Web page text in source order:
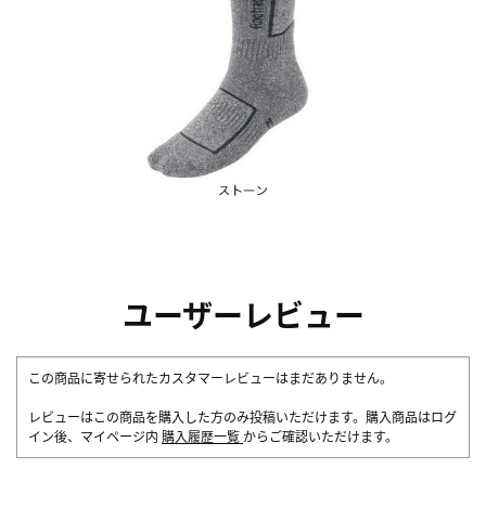
ユーザーレビュー
この商品に寄せられたカスタマーレビューはまだありません。
レビューはこの商品を購入した方のみ投稿いただけます。購入商品はログ
イン後、マイページ内 購入履歴一覧 からご確認いただけます。